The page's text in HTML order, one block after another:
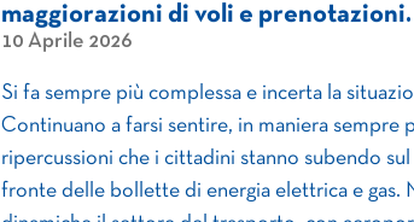
maggiorazioni di voli e
10 Aprile 2026
Si fa sempre più complessa e incerta la
Continuano a farsi sentire, in maniera sempre
ripercussioni che i cittadini stanno subendo
fronte delle bollette di energia elettrica e gas.